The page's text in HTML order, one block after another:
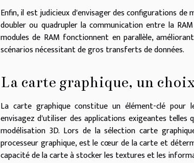
Enfin, il est judicieux d'envisager des configurations
doubler ou quadrupler la communication entre la
modules de RAM fonctionnent en parallèle,
scénarios nécessitant de gros transferts de données.
La carte graphique, un
La carte graphique constitue un élément-clé pour
envisagez d'utiliser des applications exigeantes
modélisation 3D. Lors de la sélection carte
processeur graphique, est le cœur de la carte et
capacité de la carte à stocker les textures et les